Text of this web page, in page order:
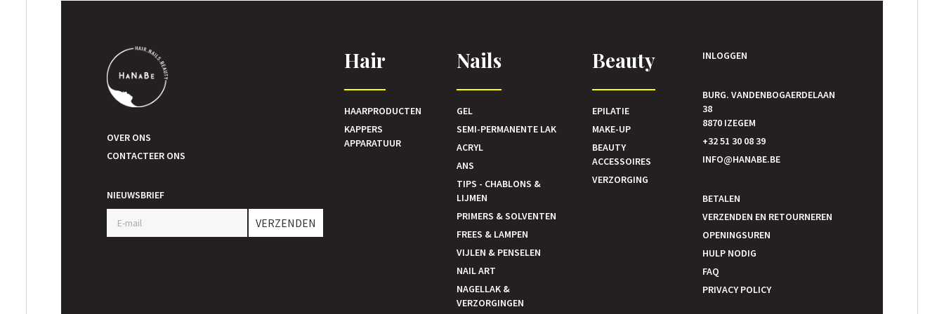
OVER ONS
CONTACTEER ONS
NIEUWSBRIEF
VERZENDEN
Hair
HAARPRODUCTEN
KAPPERS
APPARATUUR
Nails
GEL
SEMI-PERMANENTE LAK
ACRYL
ANS
TIPS - CHABLONS &
LIJMEN
PRIMERS & SOLVENTEN
FREES & LAMPEN
VIJLEN & PENSELEN
NAIL ART
NAGELLAK &
VERZORGINGEN
Beauty
EPILATIE
MAKE-UP
BEAUTY
ACCESSOIRES
VERZORGING
INLOGGEN
BURG. VANDENBOGAERDELAAN
38
8870 IZEGEM
+32 51 30 08 39
INFO@HANABE.BE
BETALEN
VERZENDEN EN RETOURNEREN
OPENINGSUREN
HULP NODIG
FAQ
PRIVACY POLICY